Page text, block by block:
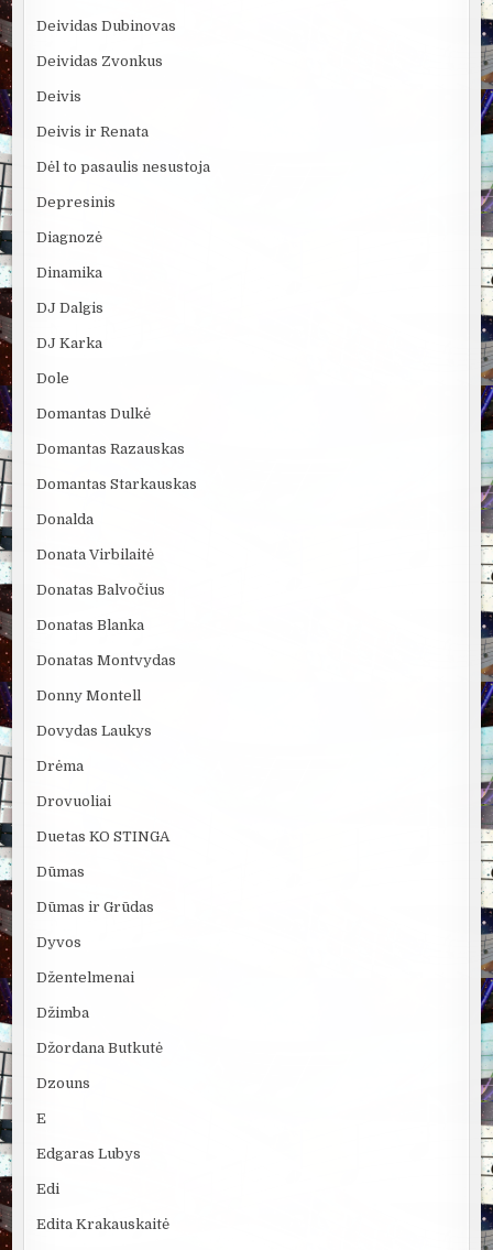
Deividas Dubinovas
Deividas Zvonkus
Deivis
Deivis ir Renata
Dėl to pasaulis nesustoja
Depresinis
Diagnozė
Dinamika
DJ Dalgis
DJ Karka
Dole
Domantas Dulkė
Domantas Razauskas
Domantas Starkauskas
Donalda
Donata Virbilaitė
Donatas Balvočius
Donatas Blanka
Donatas Montvydas
Donny Montell
Dovydas Laukys
Drėma
Drovuoliai
Duetas KO STINGA
Dūmas
Dūmas ir Grūdas
Dyvos
Džentelmenai
Džimba
Džordana Butkutė
Dzouns
E
Edgaras Lubys
Edi
Edita Krakauskaitė